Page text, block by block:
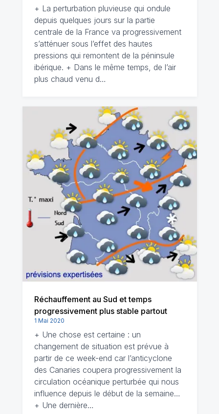
+ La perturbation pluvieuse qui ondule
depuis quelques jours sur la partie
centrale de la France va progressivement
s’atténuer sous l’effet des hautes
pressions qui remontent de la péninsule
ibérique. + Dans le même temps, de l’air
plus chaud venu d…
Réchauffement au Sud et temps
progressivement plus stable partout
1 Mai 2020
+ Une chose est certaine : un
changement de situation est prévue à
partir de ce week-end car l’anticyclone
des Canaries coupera progressivement la
circulation océanique perturbée qui nous
influence depuis le début de la semaine…
+ Une dernière…